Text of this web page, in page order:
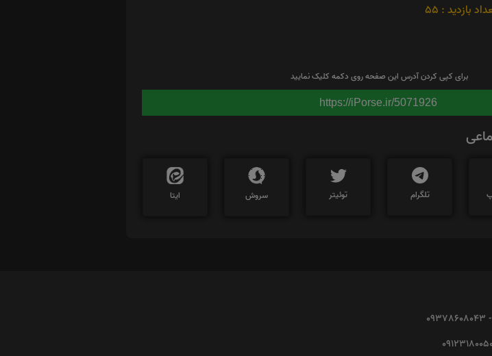
بازدید : 55
برای کپی کردن آدرس این صفحه روی دکمه کلیک نمایید
https://iPorse.ir/5071926
تلگرام توئیتر سروش ایتا